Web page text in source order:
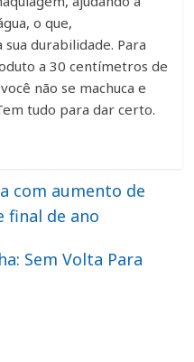
o que,
durabilidade. Para
a 30 centímetros de
não se machuca e
tudo para dar certo.
com aumento de
final de ano
Sem Volta Para